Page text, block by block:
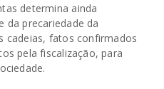
determina ainda
da precariedade da
cadeias, fatos confirmados
pela fiscalização, para